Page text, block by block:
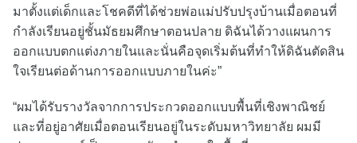
มาตั้งแต่เด็กและโชคดีที่ได้ช่วยพ่อแม่ปรับปรุงบ้านเมื่อตอนที่
กำลังเรียนอยู่ชั้นมัธยมศึกษาตอนปลาย ดิฉันได้วางแผนการ
ออกแบบตกแต่งภายในและนั่นคือจุดเริ่มต้นที่ทำให้ดิฉันตัดสิน
ใจเรียนต่อด้านการออกแบบภายในค่ะ”
“ผมได้รับรางวัลจากการประกวดออกแบบพื้นที่เชิงพาณิชย์
และที่อยู่อาศัยเมื่อตอนเรียนอยู่ในระดับมหาวิทยาลัย ผมมี